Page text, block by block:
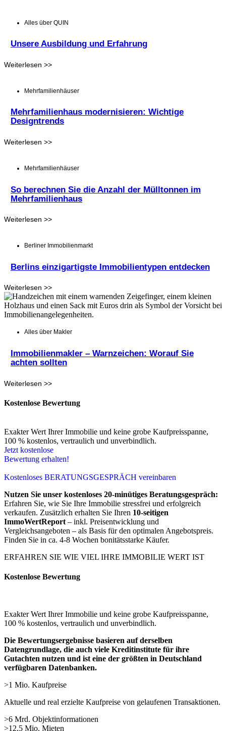
Alles über QUIN
Unsere Ausbildung und Erfahrung
Weiterlesen >>
Mehrfamilienhäuser
Mehrfamilienhaus modernisieren: Wichtige
Designtrends
Weiterlesen >>
Mehrfamilienhäuser
So berechnen Sie die Anzahl der Mülltonnen im
Mehrfamilienhaus
Weiterlesen >>
Berliner Immobilienmarkt
Berlins einzigartigste Immobilientypen entdecken
Weiterlesen >>
Alles über Makler
Immobilienmakler – Warnzeichen: Worauf Sie
achten sollten
Weiterlesen >>
Kostenlose Bewertung
Exakter Wert Ihrer Immobilie und keine grobe Kaufpreisspanne,
100 % kostenlos, vertraulich und unverbindlich.
Jetzt kostenlose
Bewertung erhalten!
Kostenloses BERATUNGSGESPRÄCH vereinbaren
Nutzen Sie unser kostenloses 20-minütiges Beratungsgespräch:
Erfahren Sie, wie Sie Ihre Immobilie stressfrei und erfolgreich
verkaufen. Zusätzlich erhalten Sie Ihren 10-seitigen
ImmoWertReport – inkl. Preisentwicklung und
Vergleichsangeboten – als Basis für den optimalen Angebotspreis.
Finden Sie in ca. 4-8 Wochen bonitätsstarke Käufer.
ERFAHREN SIE WIE VIEL IHRE IMMOBILIE WERT IST
Kostenlose Bewertung
Exakter Wert Ihrer Immobilie und keine grobe Kaufpreisspanne,
100 % kostenlos, vertraulich und unverbindlich.
Die Bewertungsergebnisse basieren auf derselben
Datengrundlage, die auch viele Kreditinstitute für ihre
Gutachten nutzen und ist eine der größten in Deutschland
verfügbaren Datenbanken.
>1 Mio. Kaufpreise
Aktuelle und real erzielte Kaufpreise von gelaufenen Transaktionen.
>6 Mrd. Objektinformationen
>12,5 Mio. Mieten